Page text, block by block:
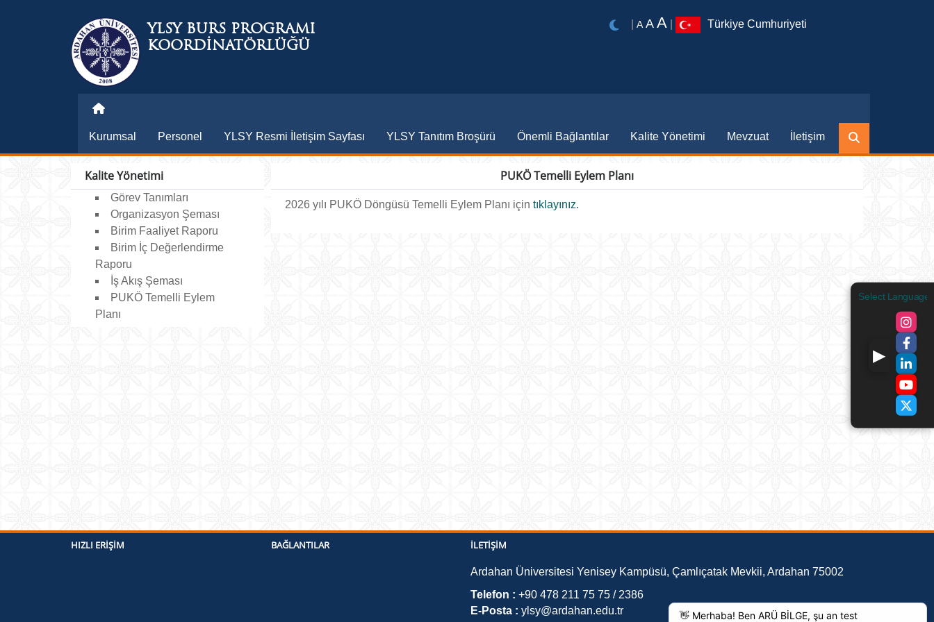
YLSY BURS PROGRAMI
KOORDİNATÖRLÜĞÜ
A A A Türkiye Cumhuriyeti
Kurumsal Personel YLSY Resmi İletişim Sayfası YLSY Tanıtım Broşürü Önemli Bağlantılar Kalite Yönetimi Mevzuat İletişim
Kalite Yönetimi
Görev Tanımları
Organizasyon Şeması
Birim Faaliyet Raporu
Birim İç Değerlendirme
Raporu
İş Akış Şeması
PUKÖ Temelli Eylem
Planı
PUKÖ Temelli Eylem Planı
2026 yılı PUKÖ Döngüsü Temelli Eylem Planı için tıklayınız.
Select Language
HIZLI ERIŞIM BAĞLANTILAR İLETIŞIM
Ardahan Üniversitesi Yenisey Kampüsü, Çamlıçatak Mevkii, Ardahan 75002
Telefon : +90 478 211 75 75 / 2386
E-Posta : ylsy@ardahan.edu.tr